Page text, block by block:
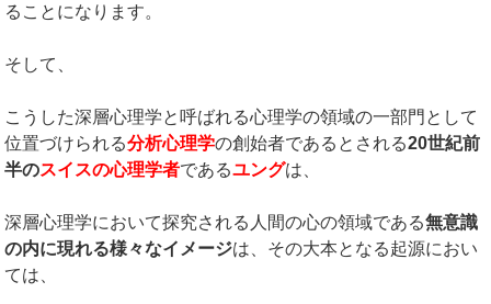
ることになります。
そして、
こうした深層心理学と呼ばれる心理学の領域の一部門として
位置づけられる分析心理学の創始者であるとされる20世紀前
半のスイスの心理学者であるユングは、
深層心理学において探究される人間の心の領域である無意識
の内に現れる様々なイメージは、その大本となる起源におい
ては、